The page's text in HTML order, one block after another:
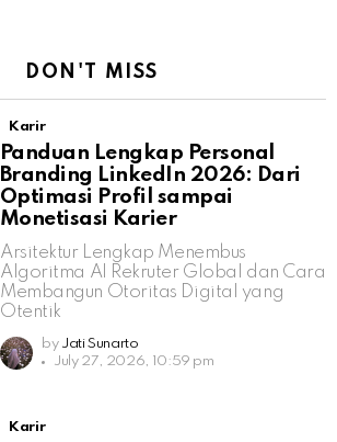
DON'T MISS
Karir
Panduan Lengkap Personal
Branding LinkedIn 2026: Dari
Optimasi Profil sampai
Monetisasi Karier
Arsitektur Lengkap Menembus
Algoritma AI Rekruter Global dan Cara
Membangun Otoritas Digital yang
Otentik
by Jati Sunarto
July 27, 2026, 10:59 pm
Karir